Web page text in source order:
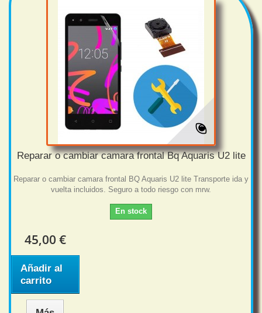
Reparar o cambiar camara frontal Bq Aquaris U2 lite
Reparar o cambiar camara frontal BQ Aquaris U2 lite Transporte ida y
vuelta incluidos. Seguro a todo riesgo con mrw.
En stock
45,00 €
Añadir al
carrito